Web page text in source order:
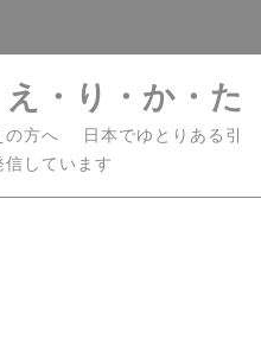
・り・か・た
の方へ 日本でゆとりある引
しています